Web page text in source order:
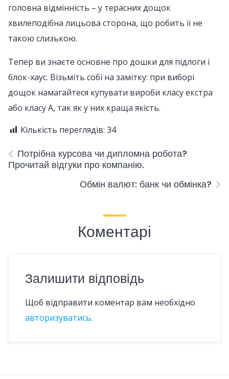
головна відмінність – у терасних дощок
хвилеподібна лицьова сторона, що робить її не
такою слизькою.
Тепер ви знаєте основне про дошки для підлоги і
блок-хаус. Візьміть собі на замітку: при виборі
дощок намагайтеся купувати вироби класу екстра
або класу А, так як у них краща якість.
Кількість переглядів: 34
Потрібна курсова чи дипломна робота?
Прочитай відгуки про компанію.
Обмін валют: банк чи обмінка?
Коментарі
Залишити відповідь
Щоб відправити коментар вам необхідно
авторизуватись.